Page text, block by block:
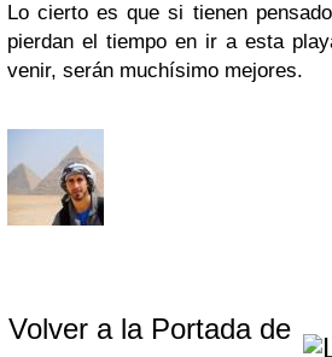
Lo cierto es que si tienen
pierdan el tiempo en ir a esta
venir, serán muchísimo mejores.
Volver a la Portada de